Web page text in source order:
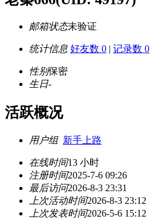
邮箱状态未验证
统计信息 好友数 0 | 记录数 0
性别保密
生日-
活跃概况
用户组 新手上路
在线时间13 小时
注册时间2025-7-6 09:26
最后访问2026-8-3 23:31
上次活动时间2026-8-3 23:12
上次发表时间2026-5-6 15:12